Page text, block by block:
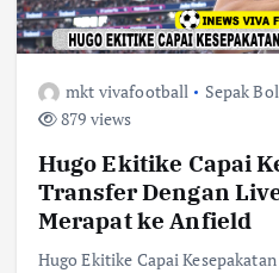
mkt vivafootball Sepak
879 views
Hugo Ekitike Capai
Transfer Dengan
Merapat ke Anfield
Hugo Ekitike Capai